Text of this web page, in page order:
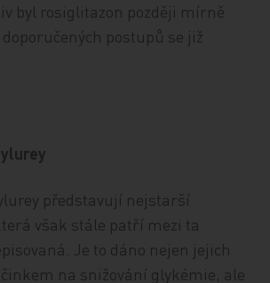
byl rosiglitazon později mírně
postupů se již
představují nejstarší
však stále patří mezi ta
Je to dáno nejen jejich
na snižování glykémie, ale